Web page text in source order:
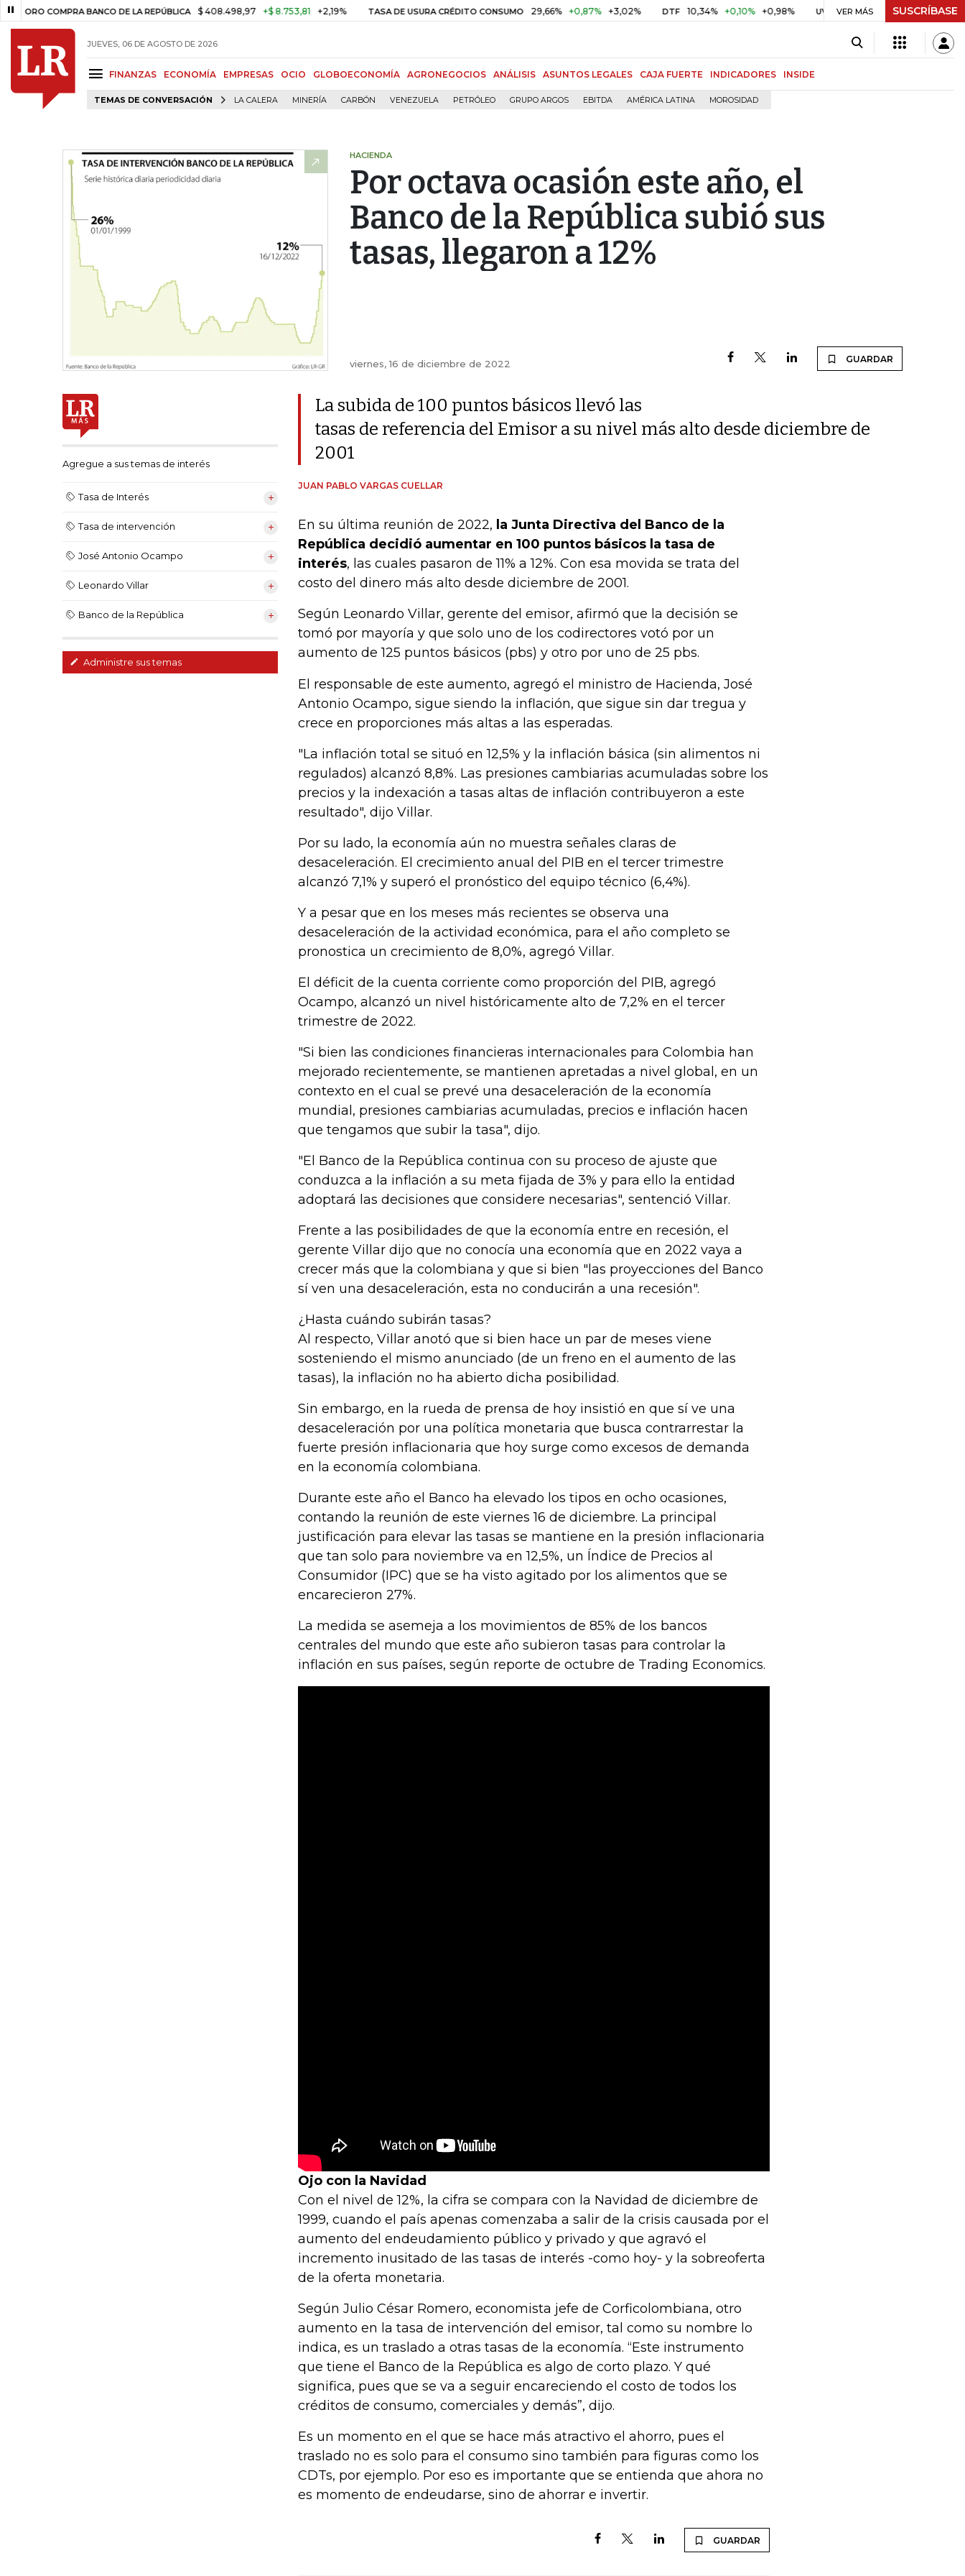
COMPRA BANCO DE LA REPÚBLICA $ 408.498,97 +$ 8.753,81 +2,19% TASA DE USURA CRÉDITO CONSUMO 29,66% +0,87% +3,02% DTF 10,34% +0,10% +0,98% UVR $ 416,86 +$ 0,05 +0,01%
VER MÁS SUSCRÍBASE
JUEVES, 06 DE AGOSTO DE 2026
FINANZAS ECONOMÍA EMPRESAS OCIO GLOBOECONOMÍA AGRONEGOCIOS ANÁLISIS ASUNTOS LEGALES CAJA FUERTE INDICADORES INSIDE
TEMAS DE CONVERSACIÓN LA CALERA MINERÍA CARBÓN VENEZUELA PETRÓLEO GRUPO ARGOS EBITDA AMÉRICA LATINA MOROSIDAD
HACIENDA
Por octava ocasión este año, el
Banco de la República subió sus
tasas, llegaron a 12%
viernes, 16 de diciembre de 2022 GUARDAR
Agregue a sus temas de interés
Tasa de Interés
Tasa de intervención
José Antonio Ocampo
Leonardo Villar
Banco de la República
Administre sus temas
La subida de 100 puntos básicos llevó las
tasas de referencia del Emisor a su nivel más alto desde diciembre de
2001
JUAN PABLO VARGAS CUELLAR
En su última reunión de 2022, la Junta Directiva del Banco de la
República decidió aumentar en 100 puntos básicos la tasa de
interés, las cuales pasaron de 11% a 12%. Con esa movida se trata del
costo del dinero más alto desde diciembre de 2001.
Según Leonardo Villar, gerente del emisor, afirmó que la decisión se
tomó por mayoría y que solo uno de los codirectores votó por un
aumento de 125 puntos básicos (pbs) y otro por uno de 25 pbs.
El responsable de este aumento, agregó el ministro de Hacienda, José
Antonio Ocampo, sigue siendo la inflación, que sigue sin dar tregua y
crece en proporciones más altas a las esperadas.
"La inflación total se situó en 12,5% y la inflación básica (sin alimentos ni
regulados) alcanzó 8,8%. Las presiones cambiarias acumuladas sobre los
precios y la indexación a tasas altas de inflación contribuyeron a este
resultado", dijo Villar.
Por su lado, la economía aún no muestra señales claras de
desaceleración. El crecimiento anual del PIB en el tercer trimestre
alcanzó 7,1% y superó el pronóstico del equipo técnico (6,4%).
Y a pesar que en los meses más recientes se observa una
desaceleración de la actividad económica, para el año completo se
pronostica un crecimiento de 8,0%, agregó Villar.
El déficit de la cuenta corriente como proporción del PIB, agregó
Ocampo, alcanzó un nivel históricamente alto de 7,2% en el tercer
trimestre de 2022.
"Si bien las condiciones financieras internacionales para Colombia han
mejorado recientemente, se mantienen apretadas a nivel global, en un
contexto en el cual se prevé una desaceleración de la economía
mundial, presiones cambiarias acumuladas, precios e inflación hacen
que tengamos que subir la tasa", dijo.
"El Banco de la República continua con su proceso de ajuste que
conduzca a la inflación a su meta fijada de 3% y para ello la entidad
adoptará las decisiones que considere necesarias", sentenció Villar.
Frente a las posibilidades de que la economía entre en recesión, el
gerente Villar dijo que no conocía una economía que en 2022 vaya a
crecer más que la colombiana y que si bien "las proyecciones del Banco
sí ven una desaceleración, esta no conducirán a una recesión".
¿Hasta cuándo subirán tasas?
Al respecto, Villar anotó que si bien hace un par de meses viene
sosteniendo el mismo anunciado (de un freno en el aumento de las
tasas), la inflación no ha abierto dicha posibilidad.
Sin embargo, en la rueda de prensa de hoy insistió en que sí ve una
desaceleración por una política monetaria que busca contrarrestar la
fuerte presión inflacionaria que hoy surge como excesos de demanda
en la economía colombiana.
Durante este año el Banco ha elevado los tipos en ocho ocasiones,
contando la reunión de este viernes 16 de diciembre. La principal
justificación para elevar las tasas se mantiene en la presión inflacionaria
que tan solo para noviembre va en 12,5%, un Índice de Precios al
Consumidor (IPC) que se ha visto agitado por los alimentos que se
encarecieron 27%.
La medida se asemeja a los movimientos de 85% de los bancos
centrales del mundo que este año subieron tasas para controlar la
inflación en sus países, según reporte de octubre de Trading Economics.
Ojo con la Navidad
Con el nivel de 12%, la cifra se compara con la Navidad de diciembre de
1999, cuando el país apenas comenzaba a salir de la crisis causada por el
aumento del endeudamiento público y privado y que agravó el
incremento inusitado de las tasas de interés -como hoy- y la sobreoferta
de la oferta monetaria.
Según Julio César Romero, economista jefe de Corficolombiana, otro
aumento en la tasa de intervención del emisor, tal como su nombre lo
indica, es un traslado a otras tasas de la economía. “Este instrumento
que tiene el Banco de la República es algo de corto plazo. Y qué
significa, pues que se va a seguir encareciendo el costo de todos los
créditos de consumo, comerciales y demás”, dijo.
Es un momento en el que se hace más atractivo el ahorro, pues el
traslado no es solo para el consumo sino también para figuras como los
CDTs, por ejemplo. Por eso es importante que se entienda que ahora no
es momento de endeudarse, sino de ahorrar e invertir.
GUARDAR